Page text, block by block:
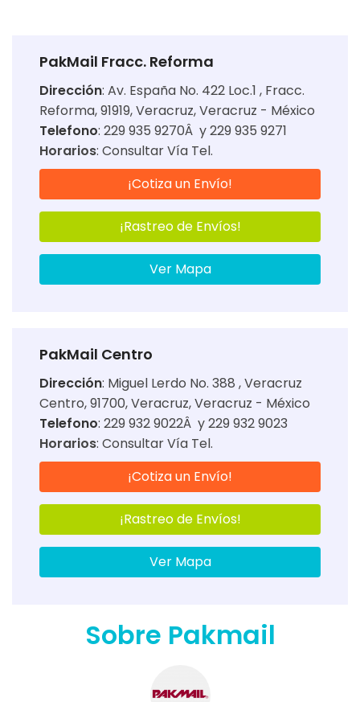
PakMail Fracc. Reforma
Dirección: Av. España No. 422 Loc.1 , Fracc.
Reforma, 91919, Veracruz, Veracruz - México
Telefono: 229 935 9270Â y 229 935 9271
Horarios: Consultar Vía Tel.
¡Cotiza un Envío!
¡Rastreo de Envíos!
Ver Mapa
PakMail Centro
Dirección: Miguel Lerdo No. 388 , Veracruz
Centro, 91700, Veracruz, Veracruz - México
Telefono: 229 932 9022Â y 229 932 9023
Horarios: Consultar Vía Tel.
¡Cotiza un Envío!
¡Rastreo de Envíos!
Ver Mapa
Sobre Pakmail